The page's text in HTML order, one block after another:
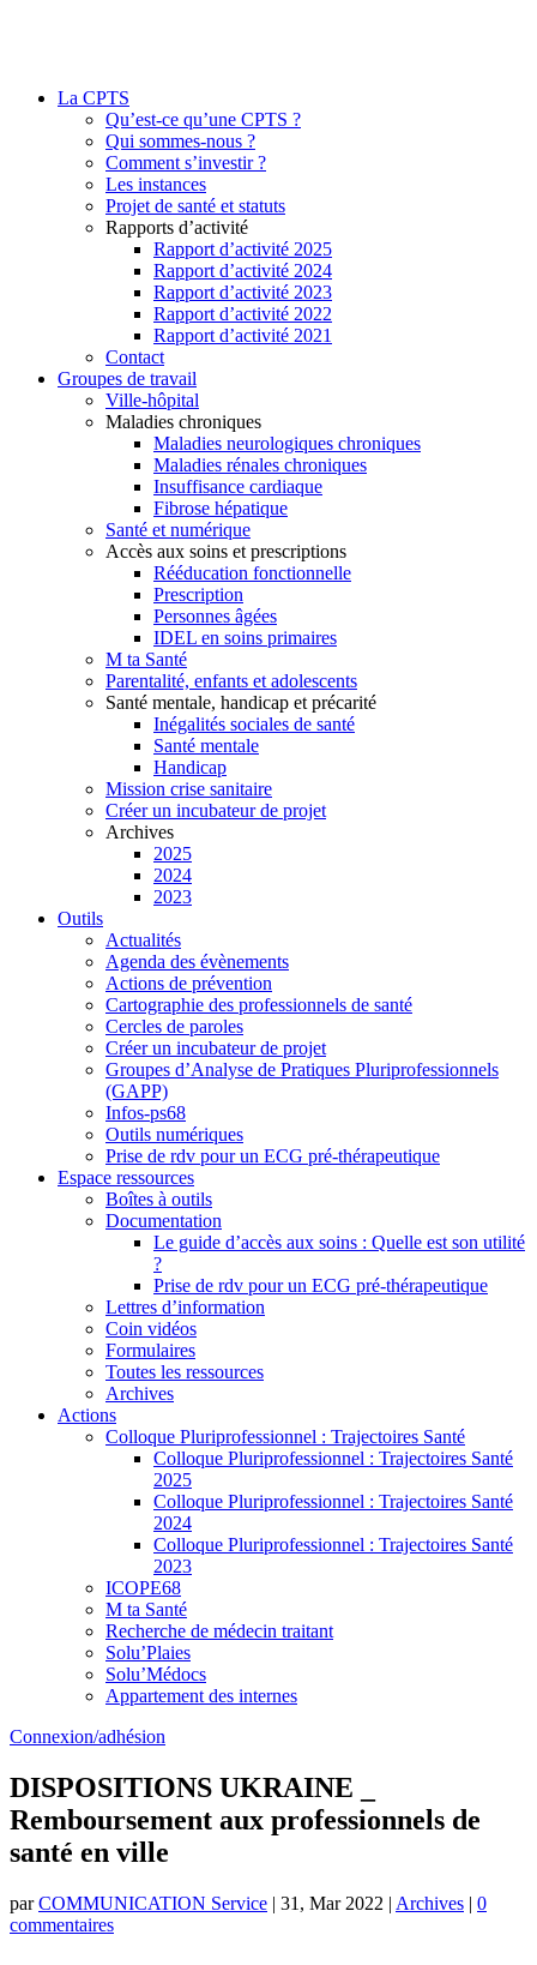
La CPTS
Qu’est-ce qu’une CPTS ?
Qui sommes-nous ?
Comment s’investir ?
Les instances
Projet de santé et statuts
Rapports d’activité
Rapport d’activité 2025
Rapport d’activité 2024
Rapport d’activité 2023
Rapport d’activité 2022
Rapport d’activité 2021
Contact
Groupes de travail
Ville-hôpital
Maladies chroniques
Maladies neurologiques chroniques
Maladies rénales chroniques
Insuffisance cardiaque
Fibrose hépatique
Santé et numérique
Accès aux soins et prescriptions
Rééducation fonctionnelle
Prescription
Personnes âgées
IDEL en soins primaires
M ta Santé
Parentalité, enfants et adolescents
Santé mentale, handicap et précarité
Inégalités sociales de santé
Santé mentale
Handicap
Mission crise sanitaire
Créer un incubateur de projet
Archives
2025
2024
2023
Outils
Actualités
Agenda des évènements
Actions de prévention
Cartographie des professionnels de santé
Cercles de paroles
Créer un incubateur de projet
Groupes d’Analyse de Pratiques Pluriprofessionnels
(GAPP)
Infos-ps68
Outils numériques
Prise de rdv pour un ECG pré-thérapeutique
Espace ressources
Boîtes à outils
Documentation
Le guide d’accès aux soins : Quelle est son utilité
?
Prise de rdv pour un ECG pré-thérapeutique
Lettres d’information
Coin vidéos
Formulaires
Toutes les ressources
Archives
Actions
Colloque Pluriprofessionnel : Trajectoires Santé
Colloque Pluriprofessionnel : Trajectoires Santé
2025
Colloque Pluriprofessionnel : Trajectoires Santé
2024
Colloque Pluriprofessionnel : Trajectoires Santé
2023
ICOPE68
M ta Santé
Recherche de médecin traitant
Solu’Plaies
Solu’Médocs
Appartement des internes
Connexion/adhésion
DISPOSITIONS UKRAINE _
Remboursement aux professionnels de
santé en ville
parCOMMUNICATION Service | 31, Mar 2022 | Archives | 0
commentaires